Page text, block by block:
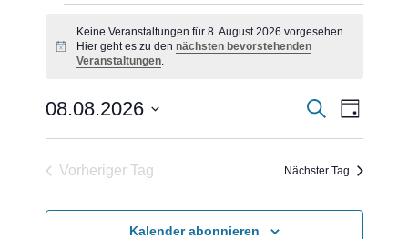
Veranstaltungen
für
8.
August
2026
Hinweis
Keine Veranstaltungen für 8. August 2026 vorgesehen.
Hier geht es zu den nächsten bevorstehenden
Veranstaltungen.
Suche
und
Suche
Tag
08.08.2026
Vorheriger Tag Nächster Tag
Kalender abonnieren